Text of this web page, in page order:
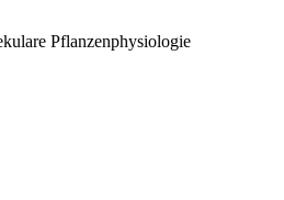
Pflanzenphysiologie